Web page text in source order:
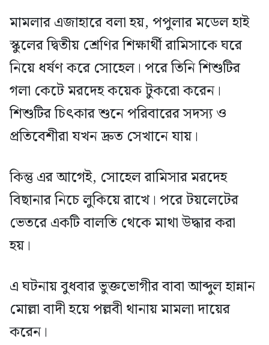
মামলার এজাহারে বলা হয়, পপুলার মডেল হাই
স্কুলের দ্বিতীয় শ্রেণির শিক্ষার্থী রামিসাকে ঘরে
নিয়ে ধর্ষণ করে সোহেল। পরে তিনি শিশুটির
গলা কেটে মরদেহ কয়েক টুকরো করেন।
শিশুটির চিৎকার শুনে পরিবারের সদস্য ও
প্রতিবেশীরা যখন দ্রুত সেখানে যায়।
কিন্তু এর আগেই, সোহেল রামিসার মরদেহ
বিছানার নিচে লুকিয়ে রাখে। পরে টয়লেটের
ভেতরে একটি বালতি থেকে মাথা উদ্ধার করা
হয়।
এ ঘটনায় বুধবার ভুক্তভোগীর বাবা আব্দুল হান্নান
মোল্লা বাদী হয়ে পল্লবী থানায় মামলা দায়ের
করেন।